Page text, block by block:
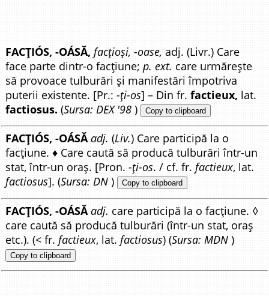
FACȚIÓS, -OÁSĂ, facțioși, -oase, adj. (Livr.) Care
face parte dintr-o facțiune;p. ext. care urmărește
să provoace tulburări și manifestări împotriva
puterii existente. [Pr.:-ți-os] – Din fr.factieux, lat.
factiosus. (Sursa: DEX '98 ) Copy to clipboard
FACȚIÓS, -OÁSĂ adj. (Liv.) Care participă la o
facțiune. ♦ Care caută să producă tulburări într-un
stat, într-un oraș. [Pron.-ți-os. / cf. fr.factieux, lat.
factiosus]. (Sursa: DN ) Copy to clipboard
FACȚIÓS, -OÁSĂ adj. care participă la o facțiune. ◊
care caută să producă tulburări (într-un stat, oraș
etc.). (< fr. factieux, lat. factiosus) (Sursa: MDN )
Copy to clipboard